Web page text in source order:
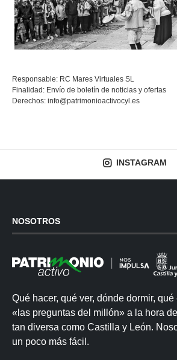
Responsable: RC Mares Virtuales SL
Finalidad: Envío de boletín de noticias y ofertas
Derechos: info@patrimonioactivocyl.es
INSTAGRAM
NOSOTROS
Qué hacer, qué ver, dónde dormir,
«las preguntas del millón» a la hora
tan diversa como Castilla y León.
un poco más fácil.